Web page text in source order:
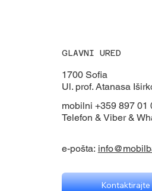
GLAVNI URED
1700 Sofia
Ul. prof. Atanasa
mobilni +359 897 01
Telefon & Viber &
e-pošta:
Kontaktirajte